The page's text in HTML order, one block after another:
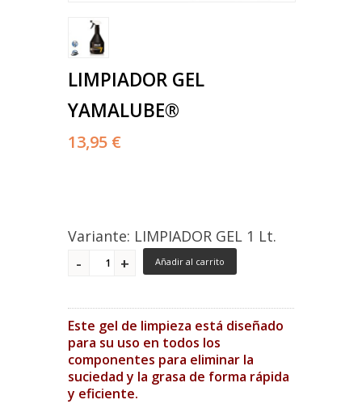
LIMPIADOR GEL
YAMALUBE®
13,95 €
Variante: LIMPIADOR GEL 1 Lt.
Añadir al carrito
Este gel de limpieza está diseñado
para su uso en todos los
componentes para eliminar la
suciedad y la grasa de forma rápida
y eficiente.